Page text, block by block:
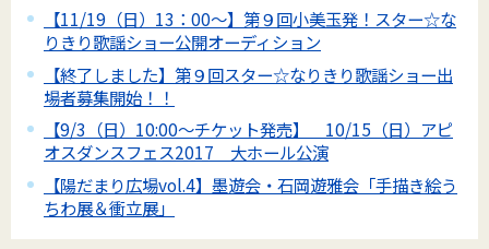
【11/19（日）13：00～】第９回小美玉発！スター☆な
りきり歌謡ショー公開オーディション
【終了しました】第９回スター☆なりきり歌謡ショー出
場者募集開始！！
【9/3（日）10:00～チケット発売】 10/15（日）アピ
オスダンスフェス2017 大ホール公演
【陽だまり広場vol.4】墨遊会・石岡遊雅会「手描き絵う
ちわ展＆衝立展」